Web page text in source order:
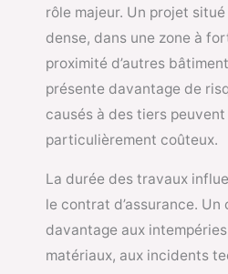
rôle majeur. Un projet
dense, dans une zone à
proximité d’autres
présente davantage de
causés à des tiers
particulièrement coûteux.
La durée des travaux
le contrat d’assurance.
davantage aux
matériaux, aux incidents